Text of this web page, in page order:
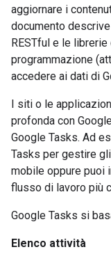
aggiornare i
documento
RESTful e le
programmazione
accedere ai dati di
I siti o le
profonda con
Google Tasks. Ad
Tasks per gestire
mobile oppure puoi
flusso di lavoro più
Google Tasks si
Elenco attività